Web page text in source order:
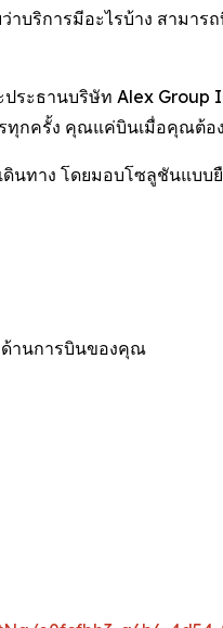
ริการมีอะไรบ้าง สามาร
ระธานบริษัท Alex
ทุกครั้ง คุณแค่บินเมื่อคุณต้อ
นทาง โดยมอบโซลูชันแบบ
ด้านการบินของคุณ